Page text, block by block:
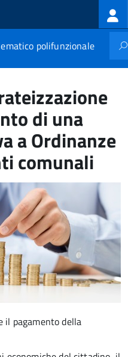
polifunzionale
di una
a Ordinanze
comunali
il pagamento della